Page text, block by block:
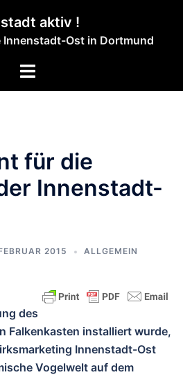
aktiv !
Innenstadt-Ost in Dortmund
Menü
für die
Innenstadt-
2015 ALLGEMEIN
des
Falkenkasten installiert wurde,
Innenstadt-Ost
Vogelwelt auf dem